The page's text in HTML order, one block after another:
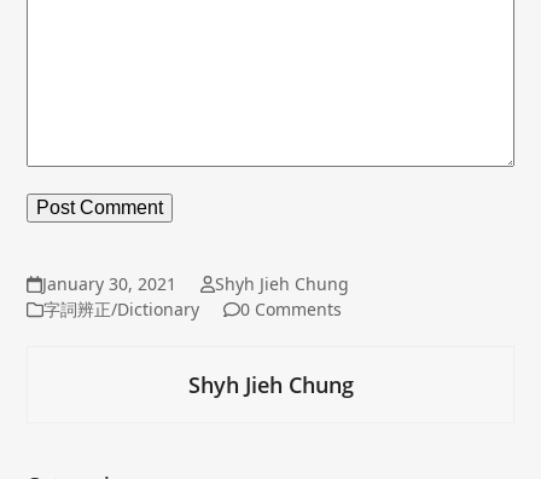
January 30, 2021
Shyh Jieh Chung
字詞辨正/Dictionary
0 Comments
Shyh Jieh Chung